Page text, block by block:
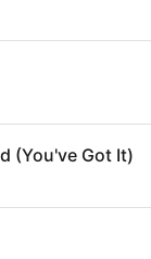
(You've Got It)